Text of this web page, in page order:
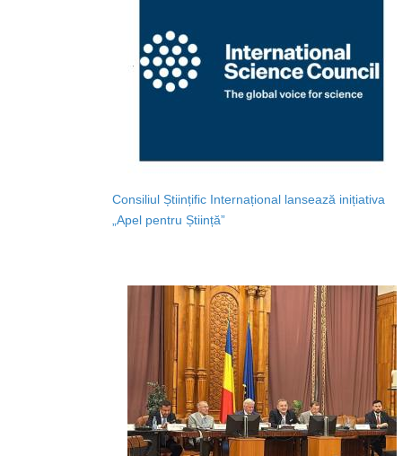
Consiliul Științific Internațional lansează inițiativa
„Apel pentru Știință”